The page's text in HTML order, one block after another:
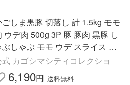
しま黒豚 切落し 計 1.5kg モモ
ウデ肉 500g 3P 豚 豚肉 黒豚 し
ぶしゃぶ モモ ウデ スライス す
き 小分け 冷凍 国産 冷凍 鹿児
産 黒豚屋佐藤
カゴシマシティコレクショ
6,190円 送料無料